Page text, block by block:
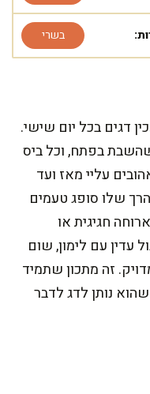
בשרי
דגים בכל יום שישי.
בפתח, וכל ביס
עליי מאז ועד
שלו סופג טעמים
חגיגית או
עדין עם לימון, שום
זה מתכון שתמיד
נותן לדג לדבר